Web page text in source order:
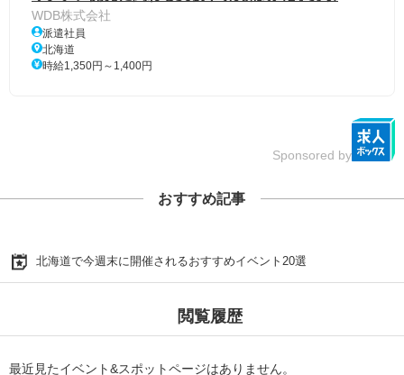
WDB株式会社
派遣社員
北海道
時給1,350円～1,400円
Sponsored by
おすすめ記事
北海道で今週末に開催されるおすすめイベント20選
閲覧履歴
最近見たイベント&スポットページはありません。